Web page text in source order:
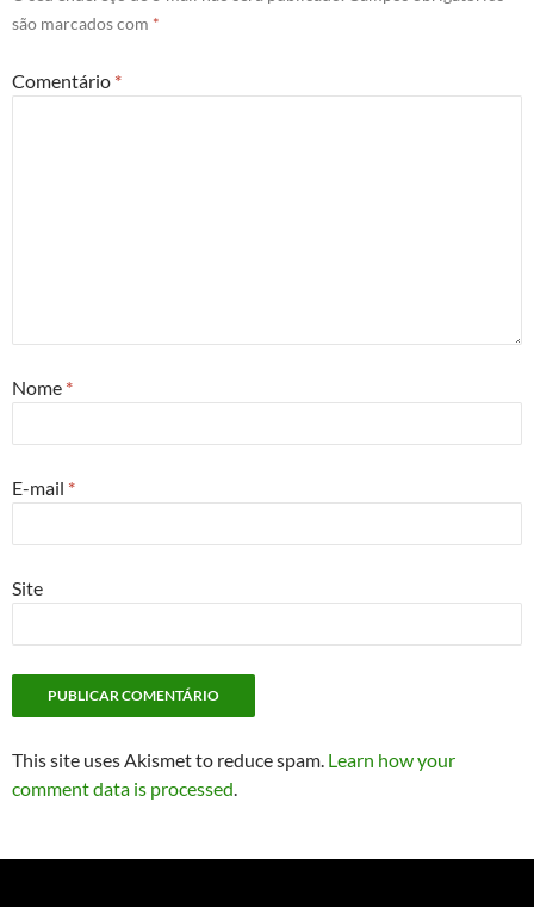
são marcados com *
Comentário *
Nome *
E-mail *
Site
This site uses Akismet to reduce spam. Learn how your
comment data is processed.